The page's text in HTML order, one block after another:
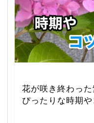
花が咲き終わった
ぴったりな時期